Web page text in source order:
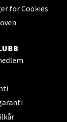
for Cookies